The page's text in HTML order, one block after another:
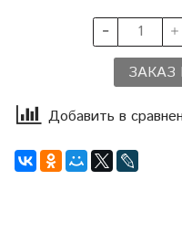
Добавить в